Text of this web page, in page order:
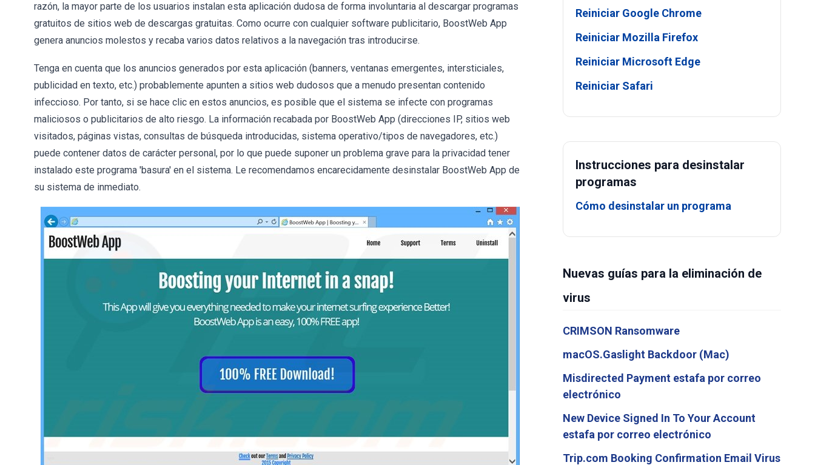
razón, la mayor parte de los usuarios instalan esta aplicación dudosa de forma involuntaria al descargar programas
gratuitos de sitios web de descargas gratuitas. Como ocurre con cualquier software publicitario, BoostWeb App
genera anuncios molestos y recaba varios datos relativos a la navegación tras introducirse.
Tenga en cuenta que los anuncios generados por esta aplicación (banners, ventanas emergentes, intersticiales,
publicidad en texto, etc.) probablemente apunten a sitios web dudosos que a menudo presentan contenido
infeccioso. Por tanto, si se hace clic en estos anuncios, es posible que el sistema se infecte con programas
maliciosos o publicitarios de alto riesgo. La información recabada por BoostWeb App (direcciones IP, sitios web
visitados, páginas vistas, consultas de búsqueda introducidas, sistema operativo/tipos de navegadores, etc.)
puede contener datos de carácter personal, por lo que puede suponer un problema grave para la privacidad tener
instalado este programa 'basura' en el sistema. Le recomendamos encarecidamente desinstalar BoostWeb App de
su sistema de inmediato.
Reiniciar Google Chrome
Reiniciar Mozilla Firefox
Reiniciar Microsoft Edge
Reiniciar Safari
Instrucciones para desinstalar
programas
Cómo desinstalar un programa
Nuevas guías para la eliminación de
virus
CRIMSON Ransomware
macOS.Gaslight Backdoor (Mac)
Misdirected Payment estafa por correo
electrónico
New Device Signed In To Your Account
estafa por correo electrónico
Trip.com Booking Confirmation Email Virus